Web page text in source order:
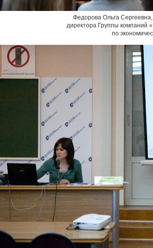
Федорова Ольга
директора Группы компаний
по